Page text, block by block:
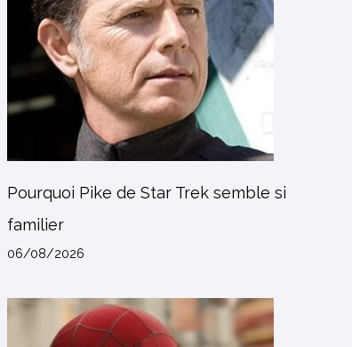
Pourquoi Pike de Star Trek semble si
familier
06/08/2026